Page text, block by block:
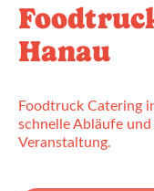
Hanau
Foodtruck Catering
schnelle Abläufe
Veranstaltung.